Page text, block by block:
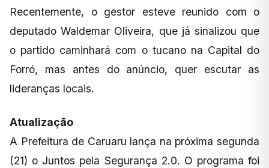
Recentemente, o gestor esteve reunido com o
deputado Waldemar Oliveira, que já sinalizou que
o partido caminhará com o tucano na Capital do
Forró, mas antes do anúncio, quer escutar as
lideranças locais.
Atualização
A Prefeitura de Caruaru lança na próxima segunda
(21) o Juntos pela Segurança 2.0. O programa foi